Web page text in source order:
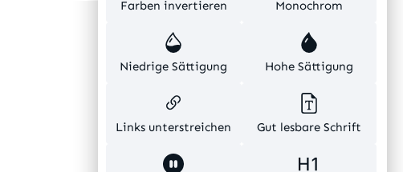
Farben invertieren Monochrom
Niedrige Sättigung Hohe Sättigung
Links unterstreichen Gut lesbare Schrift